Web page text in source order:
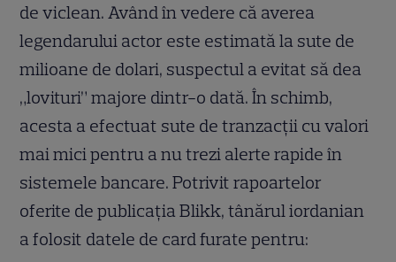
de viclean. Având în vedere că averea
legendarului actor este estimată la sute de
milioane de dolari, suspectul a evitat să dea
„lovituri” majore dintr-o dată. În schimb,
acesta a efectuat sute de tranzacții cu valori
mai mici pentru a nu trezi alerte rapide în
sistemele bancare. Potrivit rapoartelor
oferite de publicația Blikk, tânărul iordanian
a folosit datele de card furate pentru: